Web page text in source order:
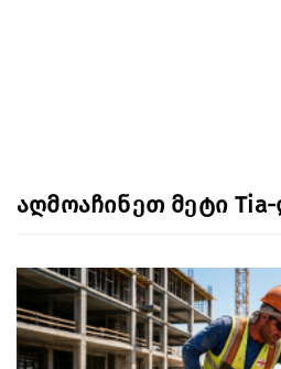
აღმოაჩინეთ მეტი